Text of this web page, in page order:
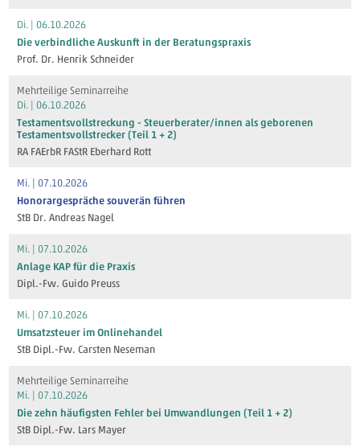
Di. | 06.10.2026
Die verbindliche Auskunft in der Beratungspraxis
Prof. Dr. Henrik Schneider
Mehrteilige Seminarreihe
Di. | 06.10.2026
Testamentsvollstreckung - Steuerberater/innen als geborenen
Testamentsvollstrecker (Teil 1 + 2)
RA FAErbR FAStR Eberhard Rott
Mi. | 07.10.2026
Honorargespräche souverän führen
StB Dr. Andreas Nagel
Mi. | 07.10.2026
Anlage KAP für die Praxis
Dipl.-Fw. Guido Preuss
Mi. | 07.10.2026
Umsatzsteuer im Onlinehandel
StB Dipl.-Fw. Carsten Neseman
Mehrteilige Seminarreihe
Mi. | 07.10.2026
Die zehn häufigsten Fehler bei Umwandlungen (Teil 1 + 2)
StB Dipl.-Fw. Lars Mayer